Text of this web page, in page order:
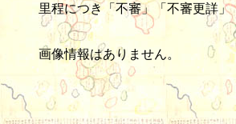
里程につき「不審」「不審更詳
画像情報はありません。